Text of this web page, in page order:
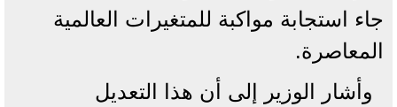
جاء استجابة مواكبة للمتغيرات العالمية
المعاصرة.
وأشار الوزير إلى أن هذا التعديل